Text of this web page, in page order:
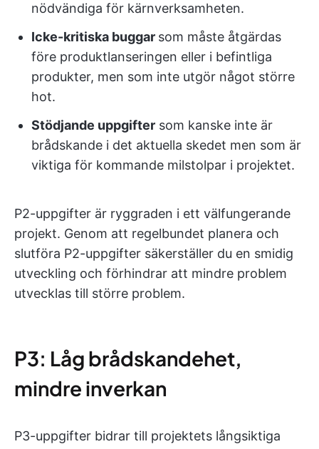
nödvändiga för kärnverksamheten.
Icke-kritiska buggar som måste åtgärdas
före produktlanseringen eller i befintliga
produkter, men som inte utgör något större
hot.
Stödjande uppgifter som kanske inte är
brådskande i det aktuella skedet men som är
viktiga för kommande milstolpar i projektet.
P2-uppgifter är ryggraden i ett välfungerande
projekt. Genom att regelbundet planera och
slutföra P2-uppgifter säkerställer du en smidig
utveckling och förhindrar att mindre problem
utvecklas till större problem.
P3: Låg brådskandehet,
mindre inverkan
P3-uppgifter bidrar till projektets långsiktiga